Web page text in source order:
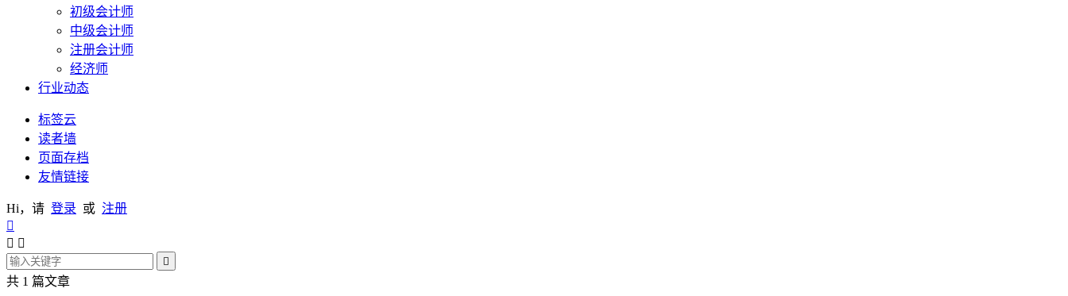
初级会计师
中级会计师
注册会计师
经济师
行业动态
标签云
读者墙
页面存档
友情链接
Hi，请 登录 或 注册

 

共 1 篇文章